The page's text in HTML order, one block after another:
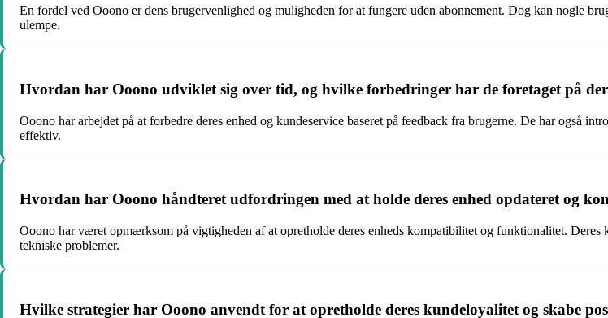
En fordel ved Ooono er dens brugervenlighed og muligheden for at fungere uden abonnement. Dog kan nogle
ulempe.
Hvordan har Ooono udviklet sig over tid, og hvilke forbedringer har de foretaget på
Ooono har arbejdet på at forbedre deres enhed og kundeservice baseret på feedback fra brugerne. De har også
effektiv.
Hvordan har Ooono håndteret udfordringen med at holde deres enhed opdateret og
Ooono har været opmærksom på vigtigheden af at opretholde deres enheds kompatibilitet og funktionalitet.
tekniske problemer.
Hvilke strategier har Ooono anvendt for at opretholde deres kundeloyalitet og skabe